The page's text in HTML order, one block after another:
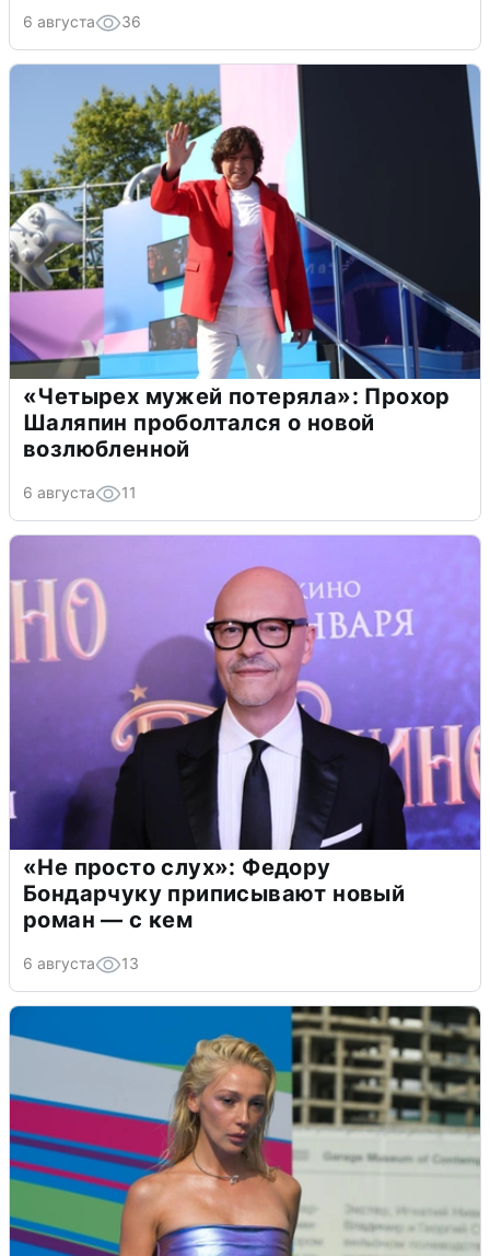
6 августа 36
«Четырех мужей потеряла»: Прохор
Шаляпин проболтался о новой
возлюбленной
6 августа 11
«Не просто слух»: Федору
Бондарчуку приписывают новый
роман — с кем
6 августа 13